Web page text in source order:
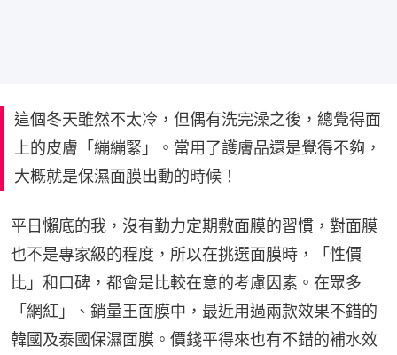
這個冬天雖然不太冷，但偶有洗完澡之後，總覺得面
上的皮膚「繃繃緊」。當用了護膚品還是覺得不夠，
大概就是保濕面膜出動的時候！
平日懶底的我，沒有勤力定期敷面膜的習慣，對面膜
也不是專家級的程度，所以在挑選面膜時，「性價
比」和口碑，都會是比較在意的考慮因素。在眾多
「網紅」、銷量王面膜中，最近用過兩款效果不錯的
韓國及泰國保濕面膜。價錢平得來也有不錯的補水效